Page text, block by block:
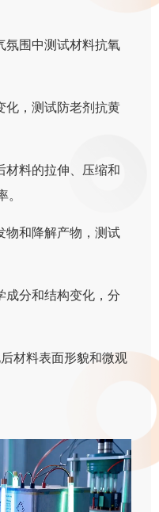
氛围中测试材料抗氧
化，测试防老剂抗黄
材料的拉伸、压缩和
。
物和降解产物，测试
成分和结构变化，分
材料表面形貌和微观